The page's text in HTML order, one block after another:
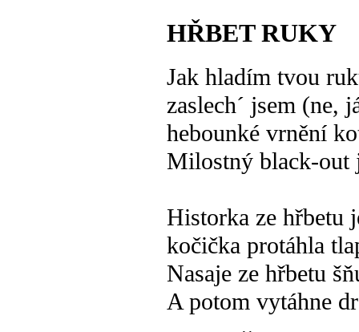
HŘBET RUKY
Jak hladím tvou
zaslech´ jsem (ne,
hebounké vrnění
Milostný black-out
Historka ze hřbetu
kočička protáhla
Nasaje ze hřbetu
A potom vytáhne